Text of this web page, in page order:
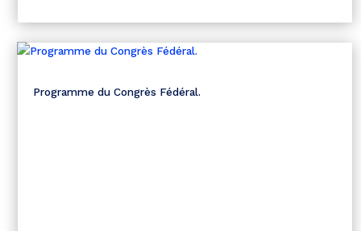
Programme du Congrès Fédéral.